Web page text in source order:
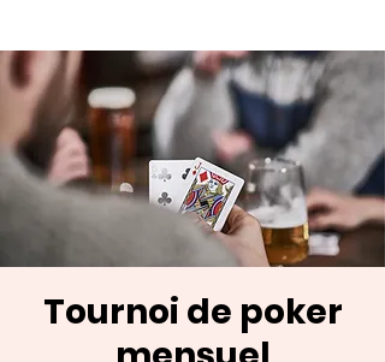
Tournoi de poker